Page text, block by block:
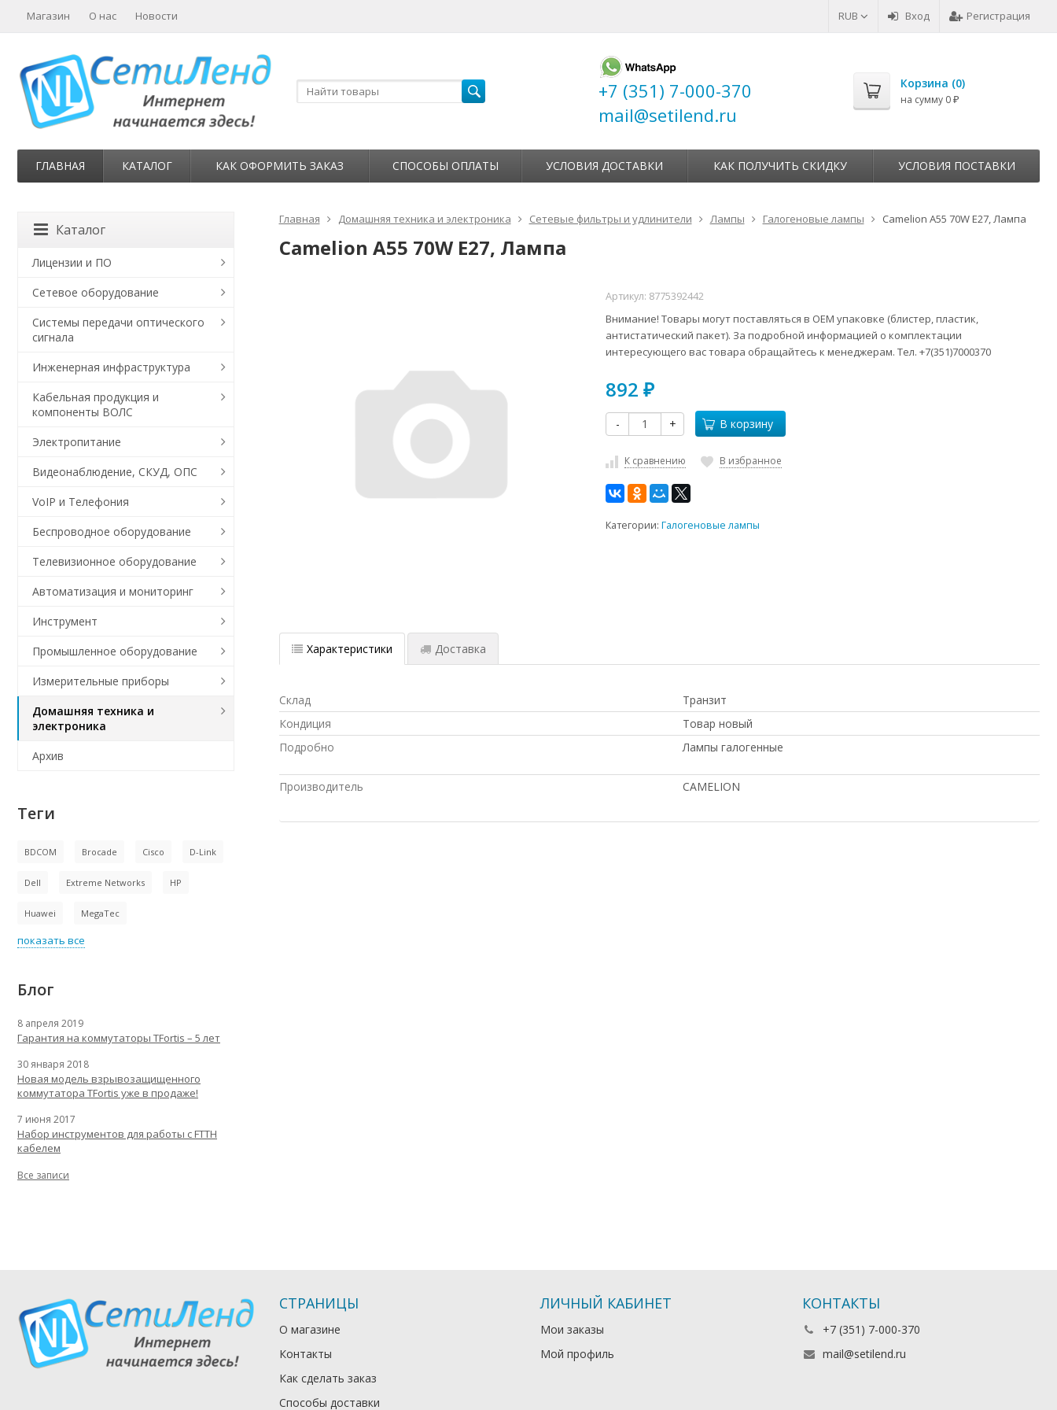
RUB Вход Регистрация
Магазин О нас Новости
+7 (351) 7-000-370
mail@setilend.ru
Корзина (0)
на сумму 0 ₽
ГЛАВНАЯ КАТАЛОГ КАК ОФОРМИТЬ ЗАКАЗ СПОСОБЫ ОПЛАТЫ УСЛОВИЯ ДОСТАВКИ КАК ПОЛУЧИТЬ СКИДКУ УСЛОВИЯ ПОСТАВКИ
Главная Домашняя техника и электроника Сетевые фильтры и удлинители Лампы Галогеновые лампы Camelion A55 70W E27, Лампа
Camelion A55 70W E27, Лампа
Артикул: 8775392442
Внимание! Товары могут поставляться в ОЕМ упаковке (блистер, пластик,
антистатический пакет). За подробной информацией о комплектации
интересующего вас товара обращайтесь к менеджерам. Тел. +7(351)7000370
892₽
- + В корзину
К сравнению В избранное
Категории:Галогеновые лампы
Характеристики Доставка
Склад
Транзит
Кондиция
Товар новый
Подробно
Лампы галогенные
Производитель CAMELION
Каталог
Лицензии и ПО
Сетевое оборудование
Системы передачи оптического
сигнала
Инженерная инфраструктура
Кабельная продукция и
компоненты ВОЛС
Электропитание
Видеонаблюдение, СКУД, ОПС
VoIP и Телефония
Беспроводное оборудование
Телевизионное оборудование
Автоматизация и мониторинг
Инструмент
Промышленное оборудование
Измерительные приборы
Домашняя техника и
электроника
Архив
Теги
BDCOM Brocade Cisco D-Link
Dell Extreme Networks HP
Huawei MegaTec
показать все
Блог
8 апреля 2019
Гарантия на коммутаторы TFortis – 5 лет
30 января 2018
Новая модель взрывозащищенного
коммутатора TFortis уже в продаже!
7 июня 2017
Набор инструментов для работы с FTTH
кабелем
Все записи
СТРАНИЦЫ
О магазине
Контакты
Как сделать заказ
Способы доставки
ЛИЧНЫЙ КАБИНЕТ
Мои заказы
Мой профиль
КОНТАКТЫ
+7 (351) 7-000-370
mail@setilend.ru